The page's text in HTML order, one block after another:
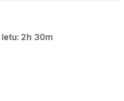
2h 30m